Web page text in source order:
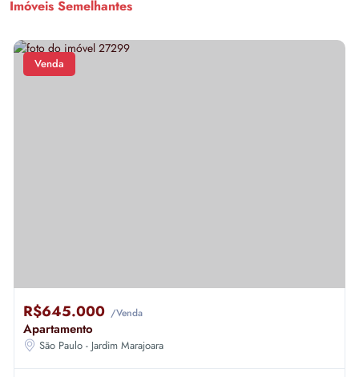
Imóveis Semelhantes
Venda
R$645.000 /Venda
Apartamento
São Paulo - Jardim Marajoara